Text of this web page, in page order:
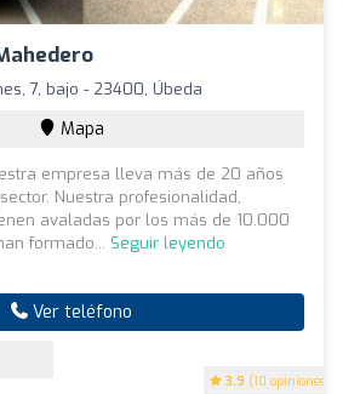
3.9 (10 opiniones)
7, bajo - 23400, Úbeda
Mapa
empresa lleva más de 20 años
Nuestra profesionalidad,
avaladas por los más de 10.000
formado... Seguir leyendo
Ver teléfono